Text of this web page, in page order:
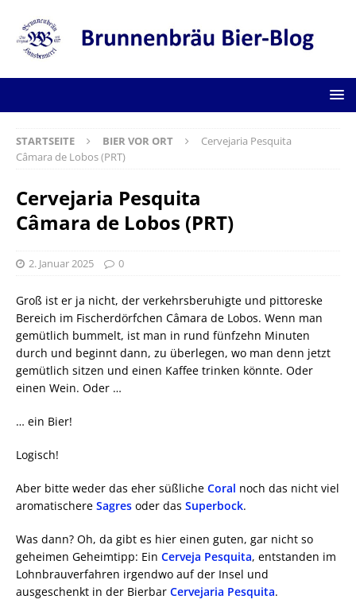
STARTSEITE BIER VOR ORT
Cervejaria Pesquita
Câmara de Lobos (PRT)
Cervejaria Pesquita
Câmara de Lobos (PRT)
2. Januar 2025 0
Groß ist er ja nicht, der verkehrsberuhigte und pittoreske
Bereich im Fischerdörfchen Câmara de Lobos. Wenn man
gemütlich bummelt, ist man in rund fünfzehn Minuten
durch und beginnt dann, zu überlegen, wo man denn jetzt
gemütlich sitzen und einen Kaffee trinken könnte. Oder
einen Wein. Oder …
… ein Bier!
Logisch!
Aber bitte weder das eher süßliche Coral noch das nicht viel
aromatischere Sagres oder das Superbock.
Was dann? Oh, da gibt es hier einen guten, gar nicht so
geheimen Geheimtipp: Ein Cerveja Pesquita, entstanden im
Lohnbrauverfahren irgendwo auf der Insel und
ausgeschenkt in der Bierbar Cervejaria Pesquita.